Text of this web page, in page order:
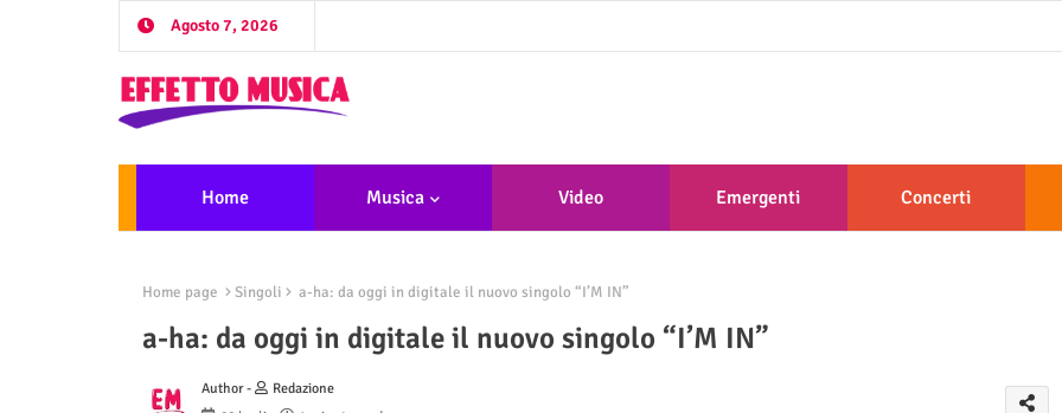
Agosto 7, 2026
Home Musica Video Emergenti Concerti
Home page Singoli a-ha: da oggi in digitale il nuovo singolo “I’M IN”
a-ha: da oggi in digitale il nuovo singolo “I’M IN”
Author -
Redazione